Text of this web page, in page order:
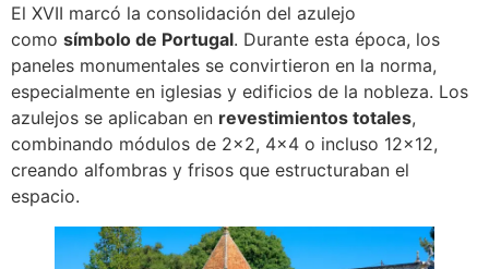
El XVII marcó la consolidación del azulejo
como símbolo de Portugal. Durante esta época, los
paneles monumentales se convirtieron en la norma,
especialmente en iglesias y edificios de la nobleza. Los
azulejos se aplicaban en revestimientos totales,
combinando módulos de 2×2, 4×4 o incluso 12×12,
creando alfombras y frisos que estructuraban el
espacio.